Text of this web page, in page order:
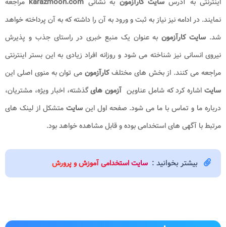
نمایند. در ادامه نیز نیاز به ثبت و ورود به آن را داشته که به آن پرداخته خواهد
شد. سایت کارآزمونبه عنوان یک منبع خبری در راستای جذب و پذیرش
نیروی انسانی نیز شناخته می شود و روزانه افراد زیادی به این بستر اینترنتی
مراجعه می کنند. از بخش های مختلفکارآزمون می توان به منوی اصلی این
سایتاشاره کرد که شامل عناوین آزمون هایگذشته، اخبار ویژه، مشتریان،
درباره ما و تماس با ما می شود. صفحه اول این سایت متشکل از لینک های
مرتبط با آگهی های استخدامی بوده و قابل مشاهده خواهد بود.
بیشتر بخوانید : سایت استخدامی آموزش و پرورش